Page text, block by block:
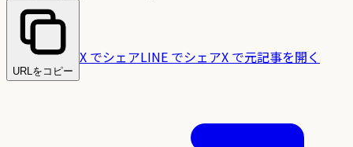
URLをコピー
X でシェアLINE でシェアX で元記事を開く